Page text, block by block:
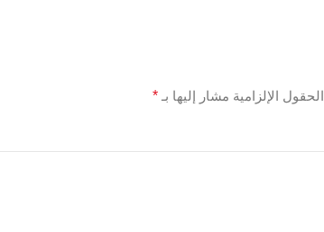
الحقول الإلزامية مشار إليها بـ *